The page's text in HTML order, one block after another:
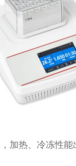
加热、冷冻性